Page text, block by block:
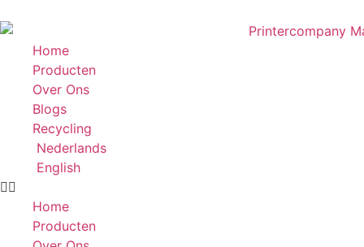
Home
Producten
Over Ons
Blogs
Recycling
Nederlands
English
Home
Producten